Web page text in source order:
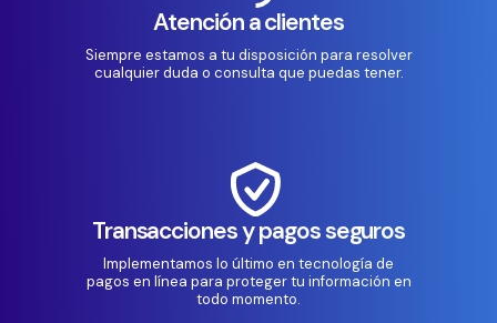
Atención a clientes
Siempre estamos a tu disposición para resolver
cualquier duda o consulta que puedas tener.
Transacciones y pagos seguros
Implementamos lo último en tecnología de
pagos en línea para proteger tu información en
todo momento.